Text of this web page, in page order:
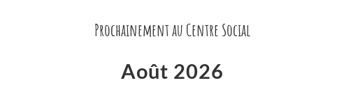
Prochainement au Centre Social
Août 2026